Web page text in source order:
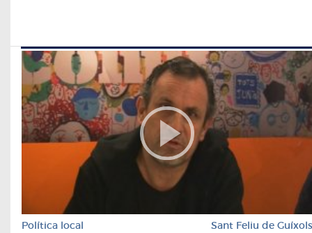
Política local Sant Feliu de Guíxols